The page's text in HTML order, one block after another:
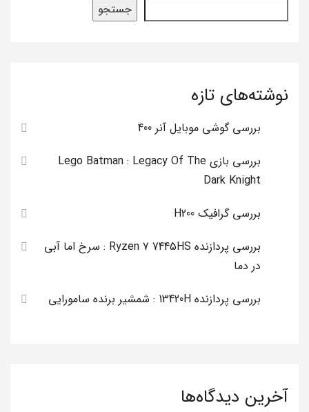
جستجو
نوشته‌های تازه
بررسی گوشی موبایل آنر 400
بررسی بازی Lego Batman : Legacy Of The
Dark Knight
بررسی گرافیک H200
بررسی پردازنده Ryzen 7 7445HS : سرخ اما آبی
در دما
بررسی پردازنده 13420H : شمشیر برنده سامورایی
آخرین دیدگاه‌ها